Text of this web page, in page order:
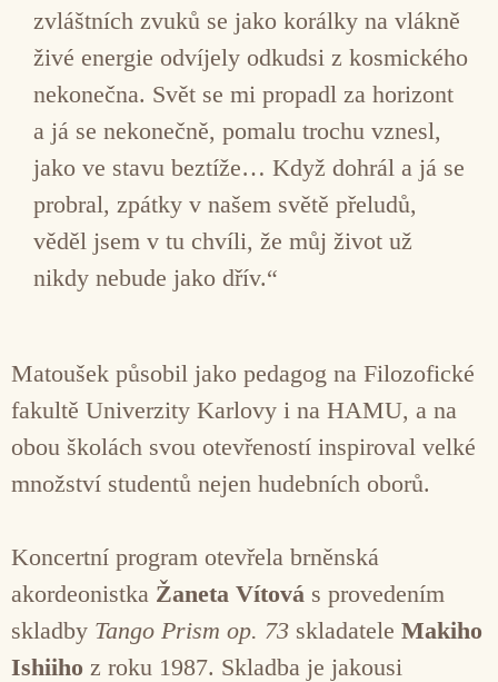
zvláštních zvuků se jako korálky na vlákně
živé energie odvíjely odkudsi z kosmického
nekonečna. Svět se mi propadl za horizont
a já se nekonečně, pomalu trochu vznesl,
jako ve stavu beztíže… Když dohrál a já se
probral, zpátky v našem světě přeludů,
věděl jsem v tu chvíli, že můj život už
nikdy nebude jako dřív.“
Matoušek působil jako pedagog na Filozofické
fakultě Univerzity Karlovy i na HAMU, a na
obou školách svou otevřeností inspiroval velké
množství studentů nejen hudebních oborů.
Koncertní program otevřela brněnská
akordeonistka Žaneta Vítová s provedením
skladby Tango Prism op. 73 skladatele Makiho
Ishiiho z roku 1987. Skladba je jakousi